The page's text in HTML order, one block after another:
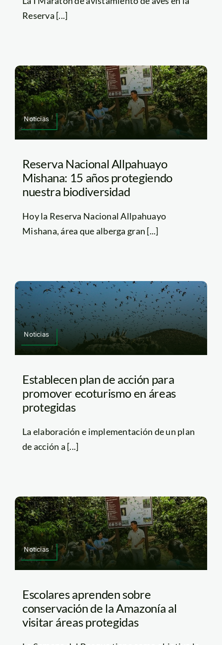
Reserva [...]
Noticias
Reserva Nacional Allpahuayo
Mishana: 15 años protegiendo
nuestra biodiversidad
Hoy la Reserva Nacional Allpahuayo
Mishana, área que alberga gran [...]
Noticias
Establecen plan de acción para
promover ecoturismo en áreas
protegidas
La elaboración e implementación de un plan
de acción a [...]
Noticias
Escolares aprenden sobre
conservación de la Amazonía al
visitar áreas protegidas